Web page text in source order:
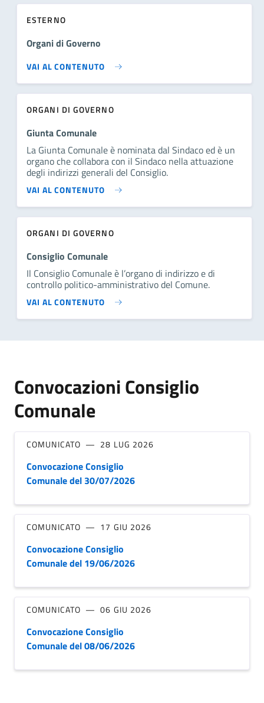
ESTERNO
Organi di Governo
VAI AL CONTENUTO
ORGANI DI GOVERNO
Giunta Comunale
La Giunta Comunale è nominata dal Sindaco ed è un
organo che collabora con il Sindaco nella attuazione
degli indirizzi generali del Consiglio.
VAI AL CONTENUTO
ORGANI DI GOVERNO
Consiglio Comunale
Il Consiglio Comunale è l’organo di indirizzo e di
controllo politico-amministrativo del Comune.
VAI AL CONTENUTO
Convocazioni Consiglio
Comunale
COMUNICATO 28 LUG 2026
Convocazione Consiglio
Comunale del 30/07/2026
COMUNICATO 17 GIU 2026
Convocazione Consiglio
Comunale del 19/06/2026
COMUNICATO 06 GIU 2026
Convocazione Consiglio
Comunale del 08/06/2026